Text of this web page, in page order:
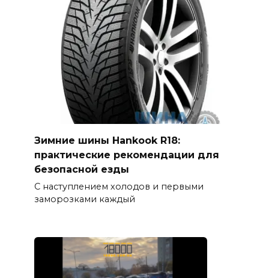
Зимние шины Hankook R18:
практические рекомендации для
безопасной езды
С наступлением холодов и первыми
заморозками каждый